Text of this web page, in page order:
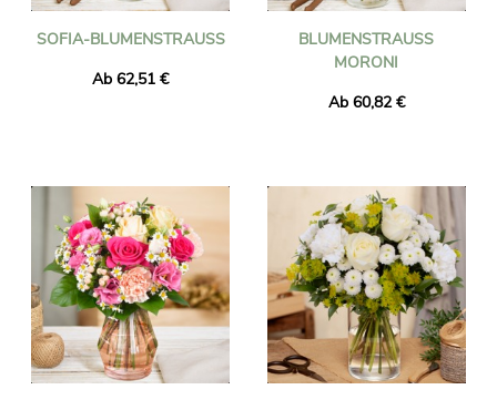
SOFIA-BLUMENSTRAUSS
Ab 62,51 €
BLUMENSTRAUSS M
ORONI
Ab 60,82 €